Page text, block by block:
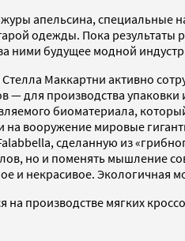
апельсина,
одежды. Пока
ними будущее модной
Маккартни активно
для производства
биоматериала,
на вооружение мировые
сделанную из
но и поменять мышление
и некрасивое.
производстве мягких